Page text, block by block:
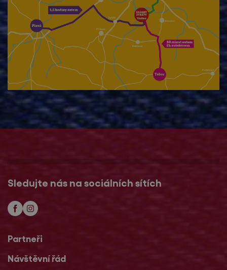
Sledujte nás na sociálních sítích
Partneři
Návštěvní řád